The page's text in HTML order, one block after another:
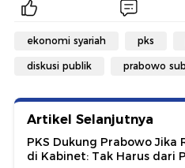
ekonomi syariah pks
diskusi publik prabowo
Artikel Selanjutnya
PKS Dukung Prabowo Jika
di Kabinet: Tak Harus dari